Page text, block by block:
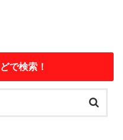
で検索！